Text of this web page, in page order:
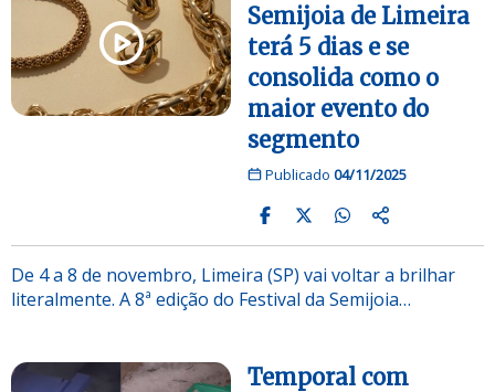
Semijoia de Limeira
terá 5 dias e se
consolida como o
maior evento do
segmento
Publicado 04/11/2025
De 4 a 8 de novembro, Limeira (SP) vai voltar a brilhar
literalmente. A 8ª edição do Festival da Semijoia…
Temporal com